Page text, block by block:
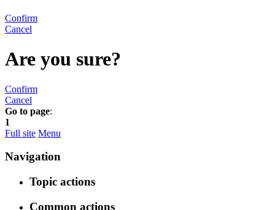
Confirm
Cancel
Are you sure?
Confirm
Cancel
Go to page:
1
Full site Menu
Navigation
Topic actions
Common actions